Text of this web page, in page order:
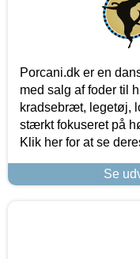
Porcani.dk er en
med salg af foder til
kradsebræt, legetøj,
stærkt fokuseret på
Klik her for at se
Se